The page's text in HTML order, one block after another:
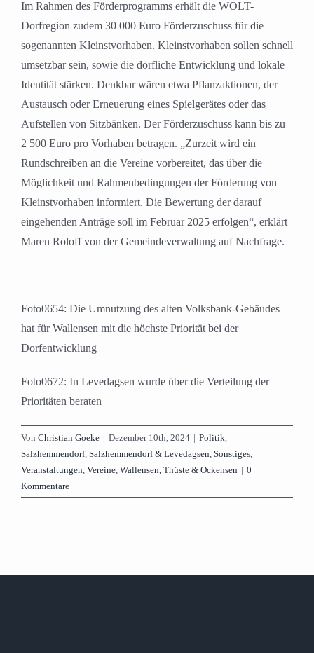
Im Rahmen des Förderprogramms erhält die WOLT-
Dorfregion zudem 30 000 Euro Förderzuschuss für die
sogenannten Kleinstvorhaben. Kleinstvorhaben sollen schnell
umsetzbar sein, sowie die dörfliche Entwicklung und lokale
Identität stärken. Denkbar wären etwa Pflanzaktionen, der
Austausch oder Erneuerung eines Spielgerätes oder das
Aufstellen von Sitzbänken. Der Förderzuschuss kann bis zu
2 500 Euro pro Vorhaben betragen. „Zurzeit wird ein
Rundschreiben an die Vereine vorbereitet, das über die
Möglichkeit und Rahmenbedingungen der Förderung von
Kleinstvorhaben informiert. Die Bewertung der darauf
eingehenden Anträge soll im Februar 2025 erfolgen“, erklärt
Maren Roloff von der Gemeindeverwaltung auf Nachfrage.
Foto0654: Die Umnutzung des alten Volksbank-Gebäudes
hat für Wallensen mit die höchste Priorität bei der
Dorfentwicklung
Foto0672: In Levedagsen wurde über die Verteilung der
Prioritäten beraten
Von Christian Goeke | Dezember 10th, 2024 | Politik,
Salzhemmendorf, Salzhemmendorf & Levedagsen, Sonstiges,
Veranstaltungen, Vereine, Wallensen, Thüste & Ockensen | 0
Kommentare